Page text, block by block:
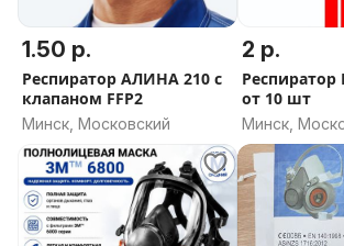
1.50 р.
Респиратор АЛИНА 210 с
клапаном FFP2
Минск, Московский
2 р.
Респиратор
от 10 шт
Минск,